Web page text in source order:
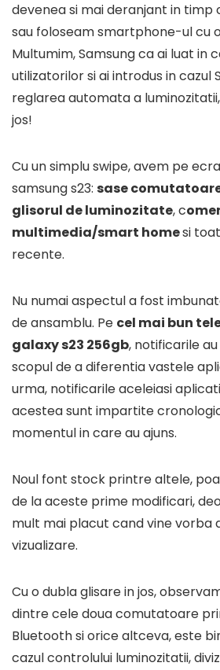
devenea si mai deranjant in timp
sau foloseam smartphone-ul cu
Multumim, Samsung ca ai luat in
utilizatorilor si ai introdus in cazul
reglarea automata a
jos!
Cu un simplu swipe, avem pe
samsung s23: sase
glisorul de luminozitate, c
multimedia/smart homesi
recente.
Nu numai aspectul a fost
de ansamblu. Pe cel mai bun
galaxy s23 256gb, notificarile
scopul de a diferentia vastele
urma, notificarile aceleiasi
acestea sunt impartite
momentul in care au ajuns.
Noul font stock printre altele,
de la aceste prime modificari,
mult mai placut cand vine vorba
vizualizare.
Cu o dubla glisare in jos,
dintre cele doua comutatoare
Bluetooth si orice altceva, este
cazul controlului luminozitatii,